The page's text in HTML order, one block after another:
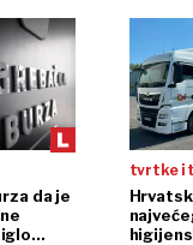
da je
tvrtke i